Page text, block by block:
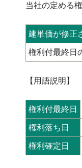
当社の定める
建単価が修正
権利付最終日
【用語説明】
権利付最終日
権利落ち日
権利確定日